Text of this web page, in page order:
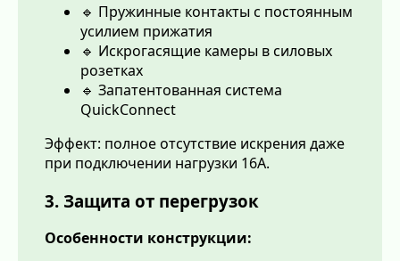
🔹 Пружинные контакты с постоянным
усилием прижатия
🔹 Искрогасящие камеры в силовых
розетках
🔹 Запатентованная система
QuickConnect
Эффект: полное отсутствие искрения даже
при подключении нагрузки 16А.
3. Защита от перегрузок
Особенности конструкции: